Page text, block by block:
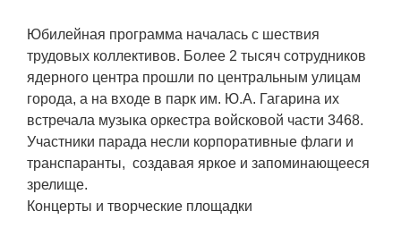
Семинар «Моделирование технологий
ЯТЦ»
Препринты
Зимняя школа по физике высоких
плотностей энергий
Молодежная научно-техническая
конференция «Исследования.
Юбилейная программа началась с шествия
трудовых коллективов. Более 2 тысяч сотрудников
ядерного центра прошли по центральным улицам
города, а на входе в парк им. Ю.А. Гагарина их
встречала музыка оркестра войсковой части 3468.
Участники парада несли корпоративные флаги и
транспаранты, создавая яркое и запоминающееся
зрелище.
Концерты и творческие площадки